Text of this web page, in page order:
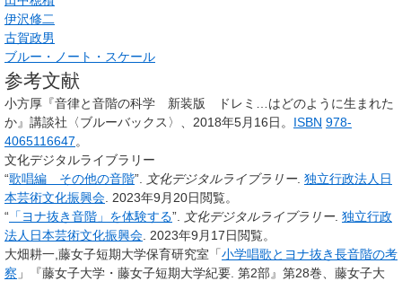
伊沢修二
古賀政男
ブルー・ノート・スケール
参考文献
小方厚『音律と音階の科学 新装版 ドレミ…はどのように生まれた
か』講談社〈ブルーバックス〉、2018年5月16日。 ISBN 978-
4065116647。
文化デジタルライブラリー
“歌唱編 その他の音階”. 文化デジタルライブラリー. 独立行政法人日
本芸術文化振興会 2023年9月20日閲覧。
“ 「ヨナ抜き音階」を体験する”. 文化デジタルライブラリー. 独立行政
法人日本芸術文化振興会 2023年9月17日閲覧。
大畑耕一,藤女子短期大学保育研究室「小学唱歌とヨナ抜き長音階の考
察 」『藤女子大学・藤女子短期大学紀要. 第2部』第28巻、藤女子大